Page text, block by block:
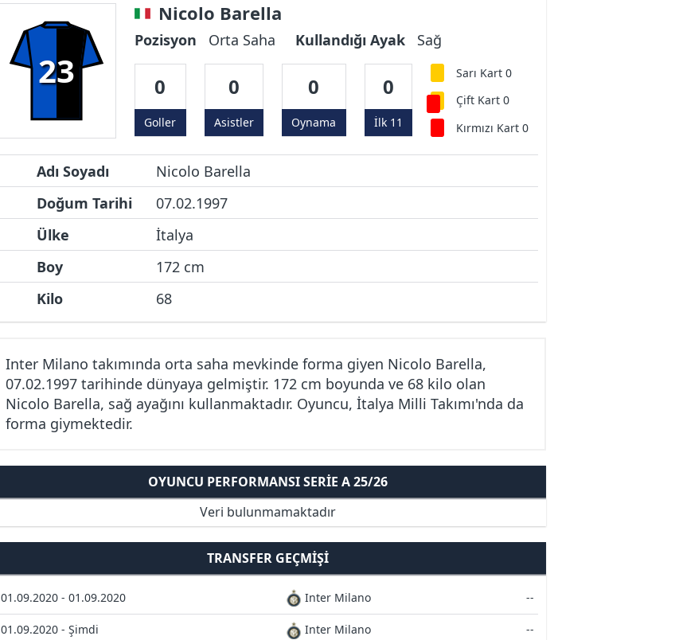
23
Nicolo Barella
Pozisyon Orta Saha Kullandığı Ayak Sağ
0
Goller
0
Asistler
0
Oynama
0
İlk 11
Sarı Kart 0
Çift Kart 0
Kırmızı Kart 0
Adı Soyadı
Nicolo Barella
Doğum Tarihi
07.02.1997
Ülke
İtalya
Boy
172 cm
Kilo
68
Inter Milano takımında orta saha mevkinde forma giyen Nicolo Barella,
07.02.1997 tarihinde dünyaya gelmiştir. 172 cm boyunda ve 68 kilo olan
Nicolo Barella, sağ ayağını kullanmaktadır. Oyuncu, İtalya Milli Takımı'nda da
forma giymektedir.
OYUNCU PERFORMANSI SERIE A 25/26
Veri bulunmamaktadır
TRANSFER GEÇMIŞI
01.09.2020 - 01.09.2020 Inter Milano --
01.09.2020 - Şimdi Inter Milano --